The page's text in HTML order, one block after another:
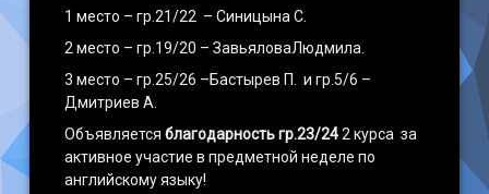
1 место – гр.21/22 – Синицына С.
2 место – гр.19/20 – ЗавьяловаЛюдмила.
3 место – гр.25/26 –Бастырев П. и гр.5/6 –
Дмитриев А.
Объявляетсяблагодарность гр.23/242 курса за
активное участие в предметной неделе по
английскому языку!